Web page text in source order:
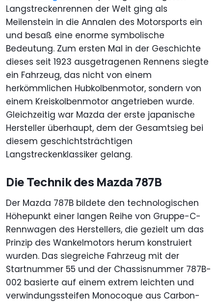
Langstreckenrennen der Welt ging als
Meilenstein in die Annalen des Motorsports ein
und besaß eine enorme symbolische
Bedeutung. Zum ersten Mal in der Geschichte
dieses seit 1923 ausgetragenen Rennens siegte
ein Fahrzeug, das nicht von einem
herkömmlichen Hubkolbenmotor, sondern von
einem Kreiskolbenmotor angetrieben wurde.
Gleichzeitig war Mazda der erste japanische
Hersteller überhaupt, dem der Gesamtsieg bei
diesem geschichtsträchtigen
Langstreckenklassiker gelang.
Die Technik des Mazda 787B
Der Mazda 787B bildete den technologischen
Höhepunkt einer langen Reihe von Gruppe-C-
Rennwagen des Herstellers, die gezielt um das
Prinzip des Wankelmotors herum konstruiert
wurden. Das siegreiche Fahrzeug mit der
Startnummer 55 und der Chassisnummer 787B-
002 basierte auf einem extrem leichten und
verwindungssteifen Monocoque aus Carbon-